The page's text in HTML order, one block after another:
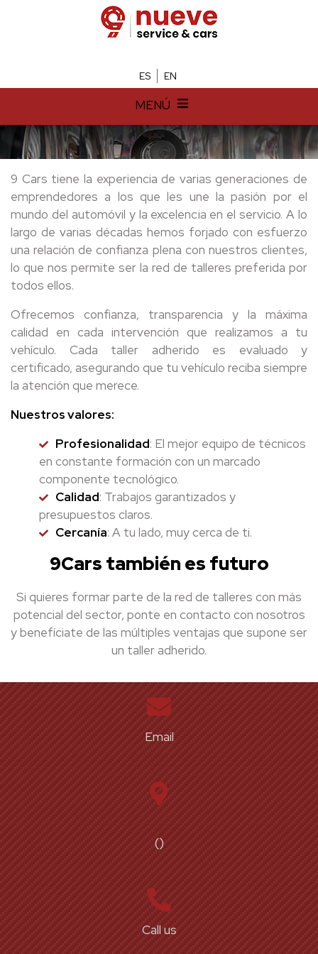
ES EN
MENÚ
9 Cars tiene la experiencia de varias generaciones de
emprendedores a los que les une la pasión por el
mundo del automóvil y la excelencia en el servicio. A lo
largo de varias décadas hemos forjado con esfuerzo
una relación de confianza plena con nuestros clientes,
lo que nos permite ser la red de talleres preferida por
todos ellos.
Ofrecemos confianza, transparencia y la máxima
calidad en cada intervención que realizamos a tu
vehículo. Cada taller adherido es evaluado y
certificado, asegurando que tu vehículo reciba siempre
la atención que merece.
Nuestros valores:
Profesionalidad: El mejor equipo de técnicos
en constante formación con un marcado
componente tecnológico.
Calidad: Trabajos garantizados y
presupuestos claros.
Cercanía: A tu lado, muy cerca de ti.
9Cars también es futuro
Si quieres formar parte de la red de talleres con más
potencial del sector, ponte en contacto con nosotros
y benefíciate de las múltiples ventajas que supone ser
un taller adherido.
Email
()
Call us